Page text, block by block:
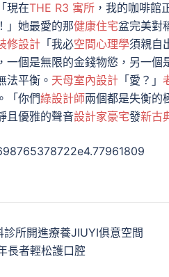
現在THE R3 寓所 ，我的咖啡館
」她最愛的那健康住宅盆完美對
修設計 「我必空間心理學須親自
一個是無限的金錢物慾，另一個
法平衡。 天母室內設計 「愛？」
「你們綠設計師兩個都是失衡的
且優雅的聲音設計家豪宅發新古
診所開進療養JIUYI俱意空間
長者輕松護口腔